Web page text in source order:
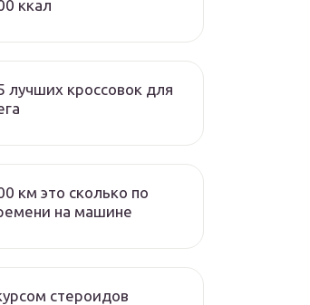
ккал
лучших кроссовок для
км это сколько по
на машине
стероидов